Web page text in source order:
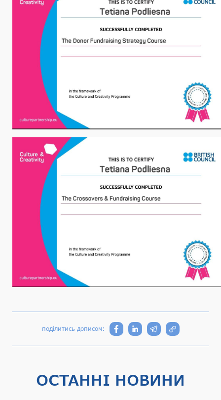
поділитись дописом:
ОСТАННІ НОВИНИ